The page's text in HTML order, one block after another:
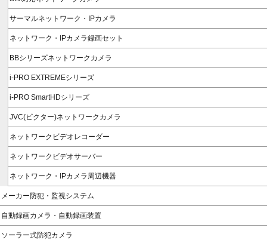
サーマルネットワーク・IPカメラ
ネットワーク・IPカメラ録画セット
BBシリーズネットワークカメラ
i-PRO EXTREMEシリーズ
i-PRO SmartHDシリーズ
JVC(ビクター)ネットワークカメラ
ネットワークビデオレコーダー
ネットワークビデオサーバー
ネットワーク・IPカメラ周辺機器
メーカー防犯・監視システム
自動録画カメラ・自動録画装置
ソーラー式防犯カメラ